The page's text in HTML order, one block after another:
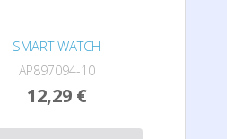
SMART WATCH
AP897094-10
12,29 €